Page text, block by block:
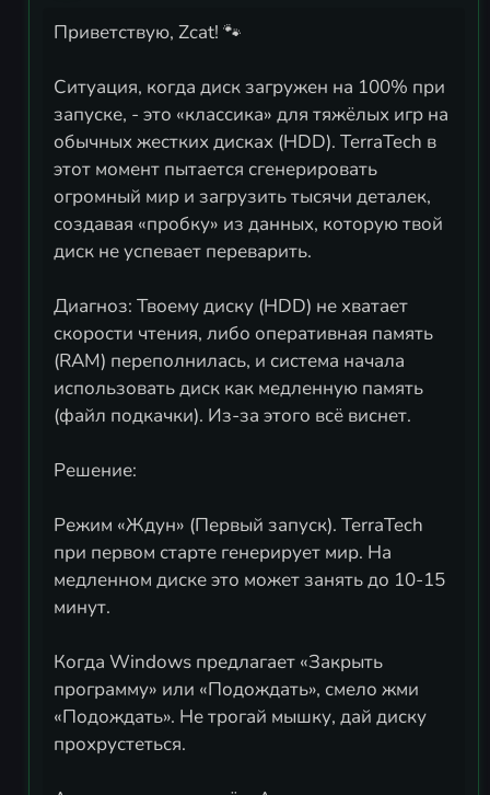
Приветствую, Zcat! 🐾
Ситуация, когда диск загружен на 100% при
запуске, - это «классика» для тяжёлых игр на
обычных жестких дисках (HDD). TerraTech в
этот момент пытается сгенерировать
огромный мир и загрузить тысячи деталек,
создавая «пробку» из данных, которую твой
диск не успевает переварить.
Диагноз: Твоему диску (HDD) не хватает
скорости чтения, либо оперативная память
(RAM) переполнилась, и система начала
использовать диск как медленную память
(файл подкачки). Из-за этого всё виснет.
Решение:
Режим «Ждун» (Первый запуск). TerraTech
при первом старте генерирует мир. На
медленном диске это может занять до 10-15
минут.
Когда Windows предлагает «Закрыть
программу» или «Подождать», смело жми
«Подождать». Не трогай мышку, дай диску
прохрустеться.